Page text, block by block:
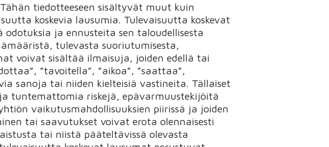
tiedotteeseen sisältyvät muut kuin
koskevia lausumia. Tulevaisuutta koskevat
ja ennusteita sen taloudellisesta
tulevasta suoriutumisesta,
voivat sisältää ilmaisuja, joiden edellä tai
”tavoitella”, ”aikoa”, ”saattaa”,
sanoja tai niiden kielteisiä vastineita. Tällaiset
tuntemattomia riskejä, epävarmuustekijöitä
vaikutusmahdollisuuksien piirissä ja joiden
tai saavutukset voivat erota olennaisesti
tai niistä pääteltävissä olevasta